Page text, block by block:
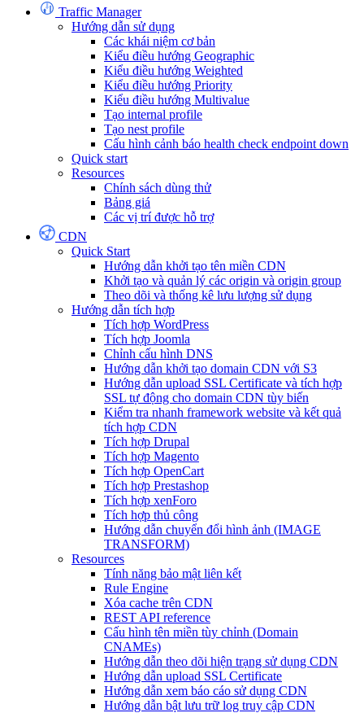
Traffic Manager
Hướng dẫn sử dụng
Các khái niệm cơ bản
Kiểu điều hướng Geographic
Kiểu điều hướng Weighted
Kiểu điều hướng Priority
Kiểu điều hướng Multivalue
Tạo internal profile
Tạo nest profile
Cấu hình cảnh báo health check endpoint down
Quick start
Resources
Chính sách dùng thử
Bảng giá
Các vị trí được hỗ trợ
CDN
Quick Start
Hướng dẫn khởi tạo tên miền CDN
Khởi tạo và quản lý các origin và origin group
Theo dõi và thống kê lưu lượng sử dụng
Hướng dẫn tích hợp
Tích hợp WordPress
Tích hợp Joomla
Chỉnh cấu hình DNS
Hướng dẫn khởi tạo domain CDN với S3
Hướng dẫn upload SSL Certificate và tích hợp
SSL tự động cho domain CDN tùy biến
Kiểm tra nhanh framework website và kết quả
tích hợp CDN
Tích hợp Drupal
Tích hợp Magento
Tích hợp OpenCart
Tích hợp Prestashop
Tích hợp xenForo
Tích hợp thủ công
Hướng dẫn chuyển đổi hình ảnh (IMAGE
TRANSFORM)
Resources
Tính năng bảo mật liên kết
Rule Engine
Xóa cache trên CDN
REST API reference
Cấu hình tên miền tùy chỉnh (Domain
CNAMEs)
Hướng dẫn theo dõi hiện trạng sử dụng CDN
Hướng dẫn upload SSL Certificate
Hướng dẫn xem báo cáo sử dụng CDN
Hướng dẫn bật lưu trữ log truy cập CDN